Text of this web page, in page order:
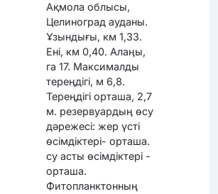
Ақмола облысы,
Целиноград ауданы.
Ұзындығы, км 1,33.
Ені, км 0,40. Алаңы,
га 17. Максималды
тереңдігі, м 6,8.
Тереңдігі орташа, 2,7
м. резервуардың өсу
дәрежесі: жер үсті
өсімдіктері- орташа.
су асты өсімдіктері -
орташа.
Фитопланктонның